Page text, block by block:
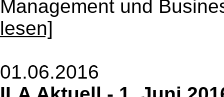
Management und
lesen]
01.06.2016